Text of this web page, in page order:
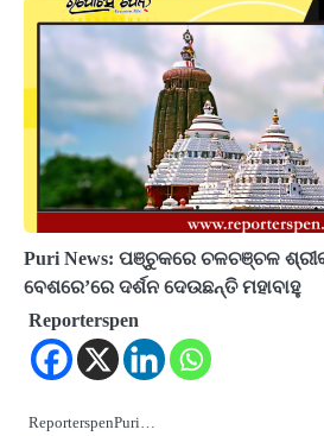
Puri News: ପଞ୍ଚୁକରେ ଚଳଚଞ୍ଚଳ
ବେଶରେ’ରେ ଦର୍ଶନ ଦେଉଛନ୍ତି ମହାବାହୁ
Reporterspen
ReporterspenPuri…